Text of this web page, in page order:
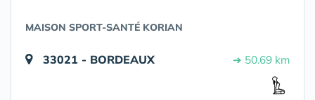
MAISON SPORT-SANTÉ KORIAN
33021 - BORDEAUX ➔ 50.69 km